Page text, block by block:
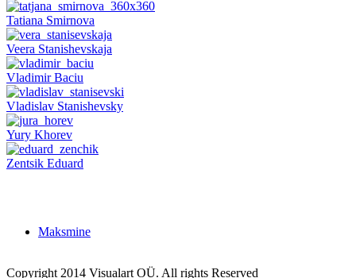
Tatiana Smirnova
Veera Stanishevskaja
Vladimir Baciu
Vladislav Stanishevsky
Yury Khorev
Zentsik Eduard
Maksmine
Copyright 2014 Visualart OÜ. All rights Reserved